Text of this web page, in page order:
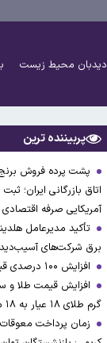
دیدبان محیط زیست
پربیننده ترین
پشت پرده فروش برنج
اتاق بازرگانی ایران؛
آمریکایی صرفه اقتصادی
تأکید مدیرعامل
برق شرکت‌های
افزایش ۱۰۰ درصدی قیمت بنزین با موافقت سران قوا
گرم طلای ۱۸ عیار به ۱۸ میلیون و ۳۱۸ هزار و ۱۰۰ تومان رسید
زمان پرداخت